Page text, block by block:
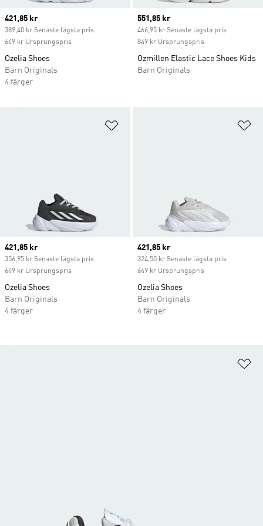
Current price
421,85 kr
389,40 kr Senaste lägsta pris
649 kr Ursprungspris
Ozelia Shoes
Barn Originals
4 färger
Current price
551,85 kr
466,95 kr Senaste lägsta pris
849 kr Ursprungspris
Ozmillen Elastic Lace Shoes Kids
Barn Originals
Current price
421,85 kr
356,95 kr Senaste lägsta pris
649 kr Ursprungspris
Ozelia Shoes
Barn Originals
4 färger
Current price
421,85 kr
324,50 kr Senaste lägsta pris
649 kr Ursprungspris
Ozelia Shoes
Barn Originals
4 färger